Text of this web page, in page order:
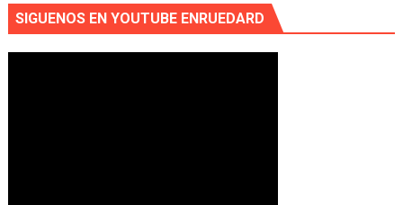
SIGUENOS EN YOUTUBE ENRUEDARD